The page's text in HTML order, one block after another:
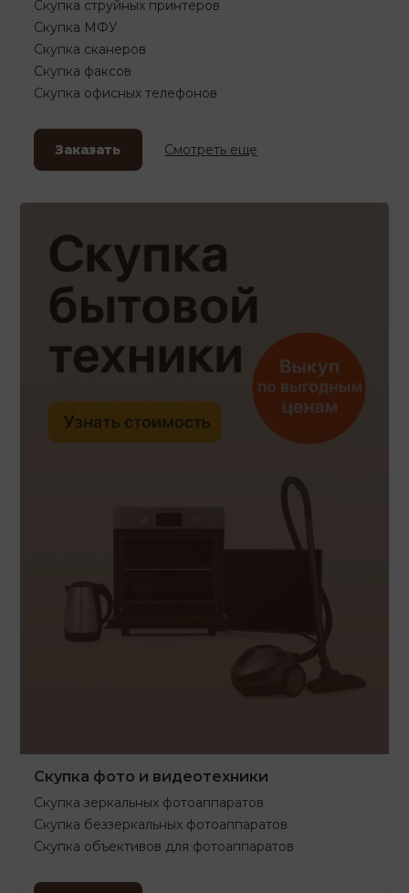
Скупка струйных принтеров
Скупка МФУ
Скупка сканеров
Скупка факсов
Скупка офисных телефонов
Заказать Смотреть еще
Скупка фото и видеотехники
Скупка зеркальных фотоаппаратов
Скупка беззеркальных фотоаппаратов
Скупка объективов для фотоаппаратов